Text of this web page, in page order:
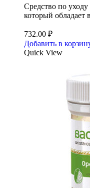
Средство по
который обладает
732.00 ₽
Добавить в
Quick View